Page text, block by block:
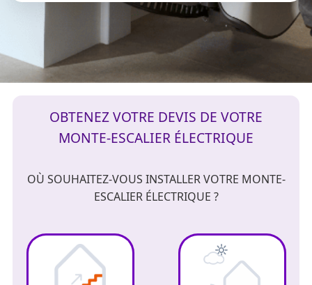
OBTENEZ VOTRE DEVIS DE VOTRE
MONTE-ESCALIER ÉLECTRIQUE
OÙ SOUHAITEZ-VOUS INSTALLER VOTRE MONTE-
ESCALIER ÉLECTRIQUE ?